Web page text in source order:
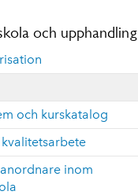
och upphandling
och kurskatalog
inom